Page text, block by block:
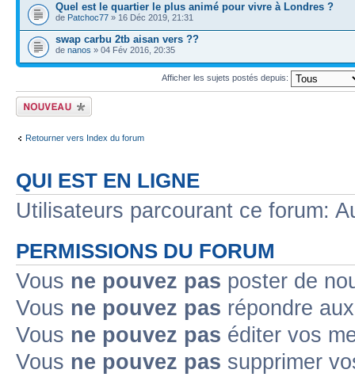
Quel est le quartier le plus animé pour vivre à Londres ?
de Patchoc77 » 16 Déc 2019, 21:31
swap carbu 2tb aisan vers ??
de nanos » 04 Fév 2016, 20:35
Afficher les sujets postés depuis:
Ecrire un nouveau
sujet
Retourner vers Index du forum
QUI EST EN LIGNE
Utilisateurs parcourant ce forum:
PERMISSIONS DU FORUM
Vous ne pouvez pas poster de
Vous ne pouvez pas répondre
Vous ne pouvez pas éditer vos
Vous ne pouvez pas supprimer